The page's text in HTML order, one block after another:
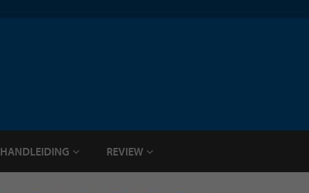
HANDLEIDING REVIEW